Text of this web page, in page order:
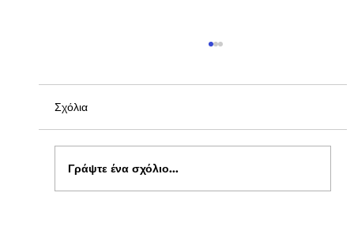
Σχόλια
Γράψτε ένα σχόλιο...